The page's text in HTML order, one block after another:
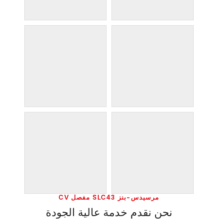
مرسيدس-بنز SLC43 مفصل CV
نحن نقدم خدمة عالية الجودة